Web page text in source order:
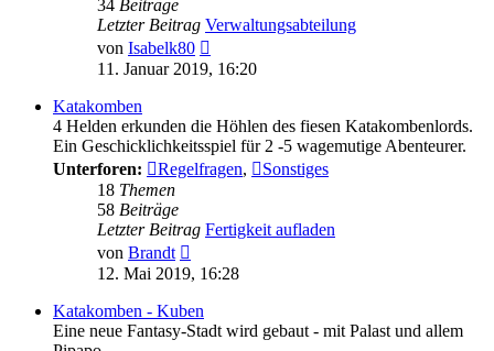
34 Beiträge
Letzter Beitrag Verwaltungsabteilung
von Isabelk80
Beitrag
11. Januar 2019, 16:20
Katakomben
4 Helden erkunden die Höhlen des fiesen Katakombenlords.
Ein Geschicklichkeitsspiel für 2 -5 wagemutige Abenteurer.
Unterforen:
Regelfragen,
Sonstiges
18 Themen
58 Beiträge
Letzter Beitrag Fertigkeit aufladen
von Brandt
Beitrag
12. Mai 2019, 16:28
Katakomben - Kuben
Eine neue Fantasy-Stadt wird gebaut - mit Palast und allem